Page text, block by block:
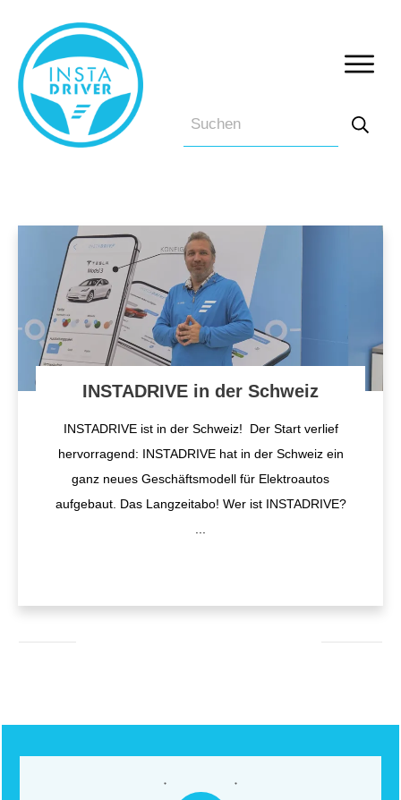
INSTADRIVE in der Schweiz
​INSTADRIVE ist in der Schweiz! Der Start verlief
hervorragend: INSTADRIVE hat in der Schweiz ein
ganz neues Geschäftsmodell für Elektroautos
aufgebaut. Das ​Langzeitabo​! Wer ist INSTADRIVE?